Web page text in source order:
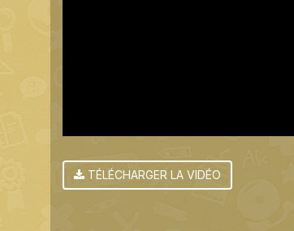
TÉLÉCHARGER LA VIDÉO